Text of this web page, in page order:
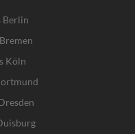
Berlin
Köln